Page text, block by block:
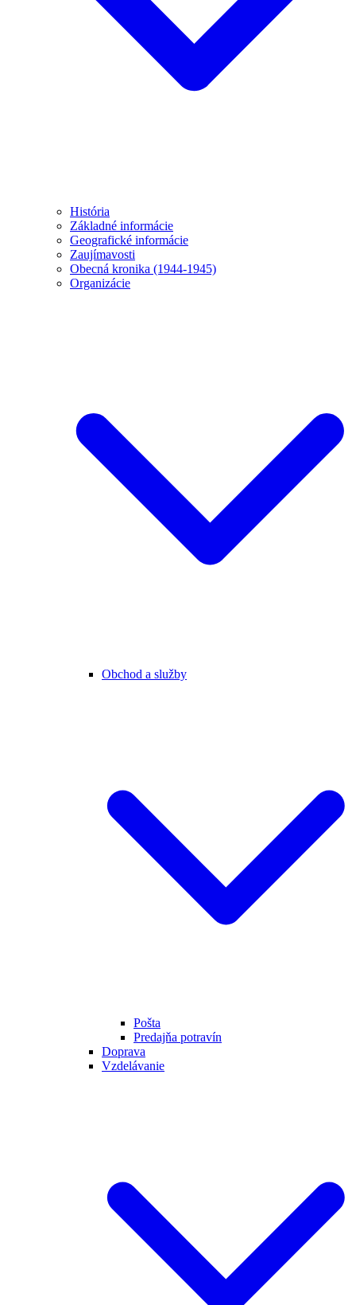
História
Základné informácie
Geografické informácie
Zaujímavosti
Obecná kronika (1944-1945)
Organizácie
Obchod a služby
Pošta
Predajňa potravín
Doprava
Vzdelávanie